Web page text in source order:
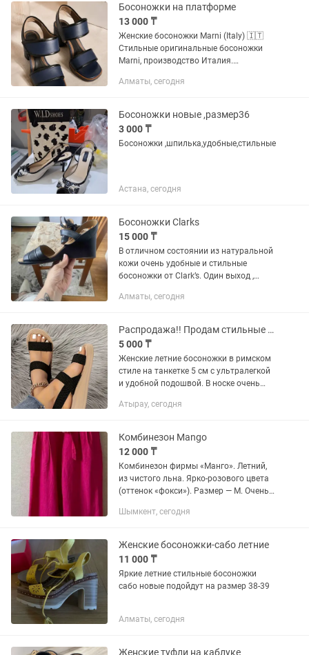
Босоножки на платформе
13 000 ₸
Женские босоножки Marni (Italy) 🇮🇹
Стильные оригинальные босоножки
Marni, производство Италия.
темно-синий цвет делают эту модель
сочетается...
Алматы, сегодня
Босоножки новые ,размер36
3 000 ₸
Босоножки ,шпилька,удобные,стильные
Астана, сегодня
Босоножки Clarks
15 000 ₸
В отличном состоянии из натуральной
кожи очень удобные и стильные
босоножки от Clark’s. Один выход ,
Алматы, сегодня
Распродажа!! Продам стильные женские легкие летние босоножки на танкетке.
5 000 ₸
Женские летние босоножки в римском
стиле на танкетке 5 см с ультралегкой
и удобной подошвой. В носке очень
платье так и под брюки. 36-37р, 38-39
Атырау, сегодня
Комбинезон Mango
12 000 ₸
Комбинезон фирмы «Манго». Летний,
из чистого льна. Ярко-розового цвета
(оттенок «фокси»). Размер — М. Очень
из натурального льна, который
Шымкент, сегодня
Женские босоножки-сабо летние
11 000 ₸
Яркие летние стильные босоножки
сабо новые подойдут на размер 38-39
Алматы, сегодня
Женские туфли на каблуке